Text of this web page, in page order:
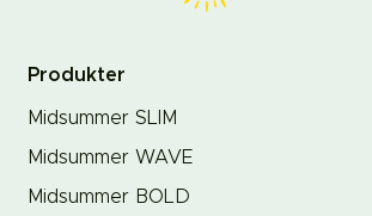
Produkter
Midsummer SLIM
Midsummer WAVE
Midsummer BOLD